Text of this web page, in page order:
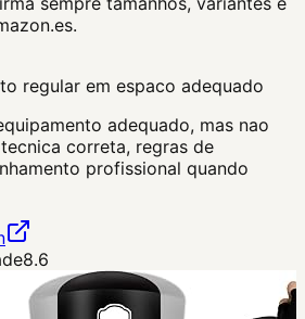
regular em espaco adequado
adequado, mas nao
correta, regras de
profissional quando
8.6